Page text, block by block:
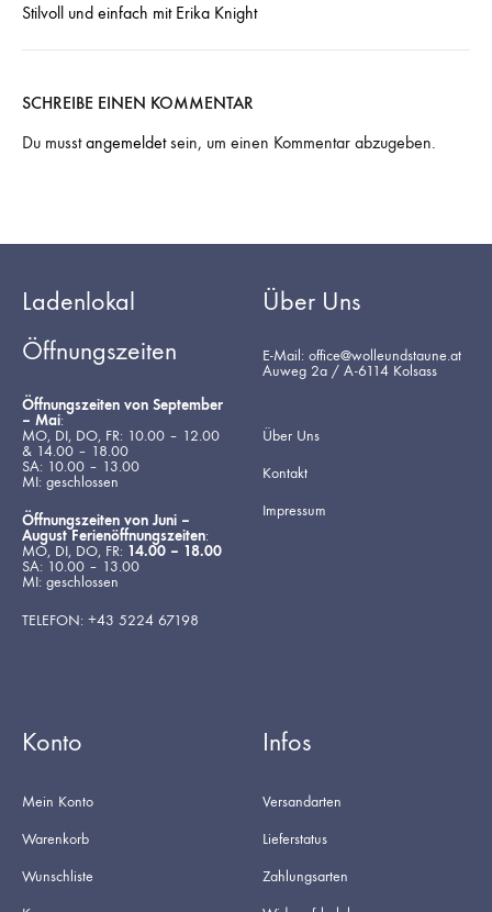
Stilvoll und einfach mit Erika Knight
SCHREIBE EINEN KOMMENTAR
Du musstangemeldetsein, um einen Kommentar abzugeben.
Ladenlokal
Öffnungszeiten
Öffnungszeiten von September
– Mai:
MO, DI, DO, FR: 10.00 – 12.00
& 14.00 – 18.00
SA: 10.00 – 13.00
MI: geschlossen
Öffnungszeiten von Juni –
August Ferienöffnungszeiten:
MO, DI, DO, FR: 14.00 – 18.00
SA: 10.00 – 13.00
MI: geschlossen
TELEFON: +43 5224 67198
Über Uns
E-Mail: office@wolleundstaune.at
Auweg 2a / A-6114 Kolsass
Über Uns
Kontakt
Impressum
Konto
Mein Konto
Warenkorb
Wunschliste
Infos
Versandarten
Lieferstatus
Zahlungsarten